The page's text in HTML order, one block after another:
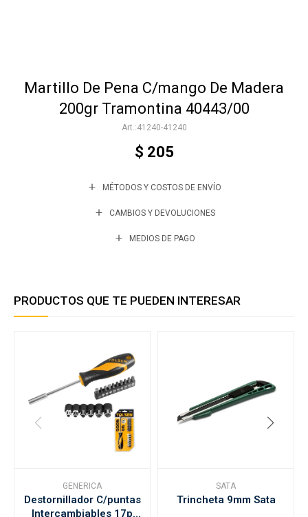
Martillo De Pena C/mango De Madera
200gr Tramontina 40443/00
41240-41240
$ 205
MÉTODOS Y COSTOS DE ENVÍO
CAMBIOS Y DEVOLUCIONES
MEDIOS DE PAGO
PRODUCTOS QUE TE PUEDEN INTERESAR
GENERICA
Destornillador C/puntas
Intercambiables 17p
SATA
Trincheta 9mm Sata
Varios